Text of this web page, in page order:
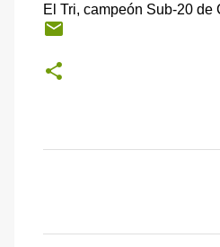
El Tri, campeón Sub-20 de